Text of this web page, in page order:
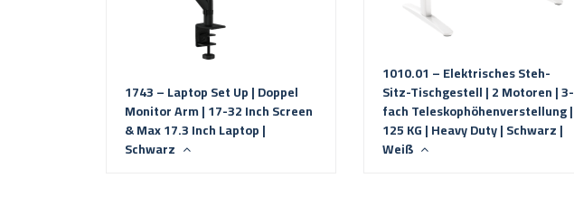
1743 – Laptop Set Up | Doppel
Monitor Arm | 17-32 Inch Screen
& Max 17.3 Inch Laptop |
Schwarz
1010.01 – Elektrisches Steh-
Sitz-Tischgestell | 2 Motoren | 3-
fach Teleskophöhenverstellung |
125 KG | Heavy Duty | Schwarz |
Weiß